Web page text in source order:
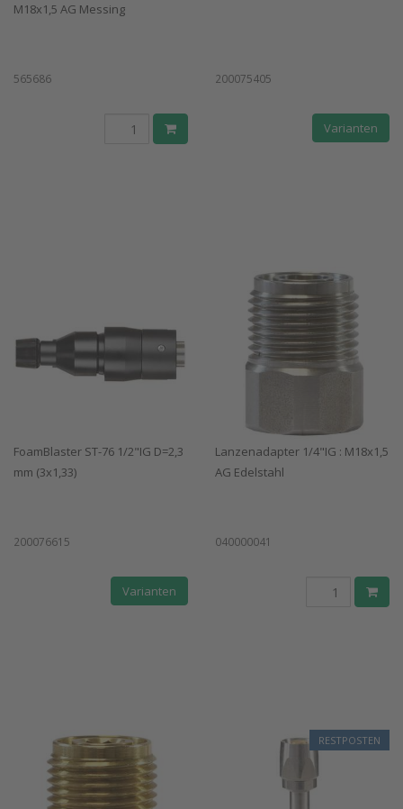
M18x1,5 AG Messing
565686 200075405
Varianten
FoamBlaster ST-76 1/2"IG D=2,3
mm (3x1,33)
200076615
Varianten
Lanzenadapter 1/4"IG : M18x1,5
AG Edelstahl
040000041
RESTPOSTEN